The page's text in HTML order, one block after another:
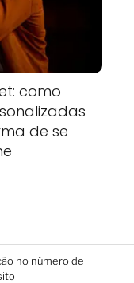
como
de se
no número de